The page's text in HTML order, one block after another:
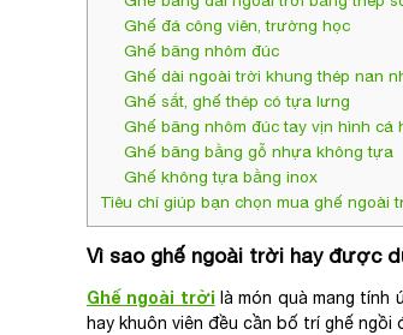
Ghế đá công viên, trường học
Ghế băng nhôm đúc
Ghế dài ngoài trời khung thép nan
Ghế sắt, ghế thép có tựa lưng
Ghế băng nhôm đúc tay vịn hình cá
Ghế băng bằng gỗ nhựa không tựa
Ghế không tựa bằng inox
Tiêu chí giúp bạn chọn mua ghế ngoài
Vì sao ghế ngoài trời hay được
Ghế ngoài trời là món quà mang
hay khuôn viên đều cần bố trí ghế